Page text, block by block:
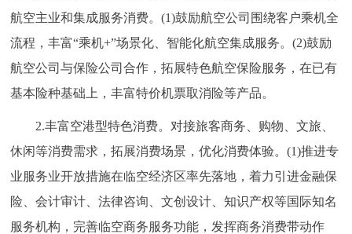
航空主业和集成服务消费。(1)鼓励航空公司围绕客户乘机全
流程，丰富“乘机+”场景化、智能化航空集成服务。(2)鼓励
航空公司与保险公司合作，拓展特色航空保险服务，在已有
基本险种基础上，丰富特价机票取消险等产品。
2.丰富空港型特色消费。对接旅客商务、购物、文旅、
休闲等消费需求，拓展消费场景，优化消费体验。(1)推进专
业服务业开放措施在临空经济区率先落地，着力引进金融保
险、会计审计、法律咨询、文创设计、知识产权等国际知名
服务机构，完善临空商务服务功能，发挥商务消费带动作